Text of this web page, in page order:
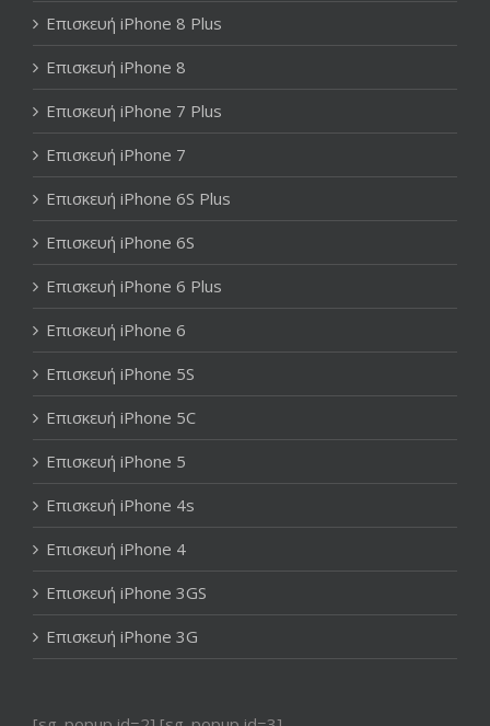
Επισκευή iPhone 8 Plus
Επισκευή iPhone 8
Επισκευή iPhone 7 Plus
Επισκευή iPhone 7
Επισκευή iPhone 6S Plus
Επισκευή iPhone 6S
Επισκευή iPhone 6 Plus
Επισκευή iPhone 6
Επισκευή iPhone 5S
Επισκευή iPhone 5C
Επισκευή iPhone 5
Επισκευή iPhone 4s
Επισκευή iPhone 4
Επισκευή iPhone 3GS
Επισκευή iPhone 3G